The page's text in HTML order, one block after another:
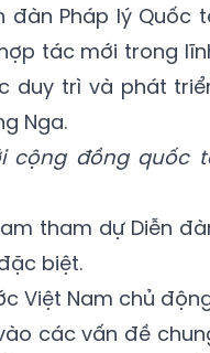
Pháp lý Quốc
tác mới trong
duy trì và phát
Nga.
cộng đồng quốc
tham dự Diễn
biệt.
Việt Nam chủ
các vấn đề